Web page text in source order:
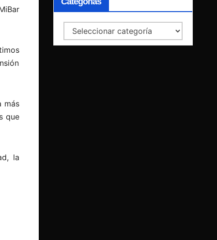
más
que
la
Categorías